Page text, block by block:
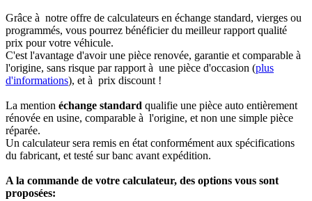
Grâce à notre offre de calculateurs en échange standard, vierges ou
programmés, vous pourrez bénéficier du meilleur rapport qualité
prix pour votre véhicule.
C'est l'avantage d'avoir une pièce renovée, garantie et comparable à
l'origine, sans risque par rapport à une pièce d'occasion (plus
d'informations), et à prix discount !
La mention échange standard qualifie une pièce auto entièrement
rénovée en usine, comparable à l'origine, et non une simple pièce
réparée.
Un calculateur sera remis en état conformément aux spécifications
du fabricant, et testé sur banc avant expédition.
A la commande de votre calculateur, des options vous sont
proposées: